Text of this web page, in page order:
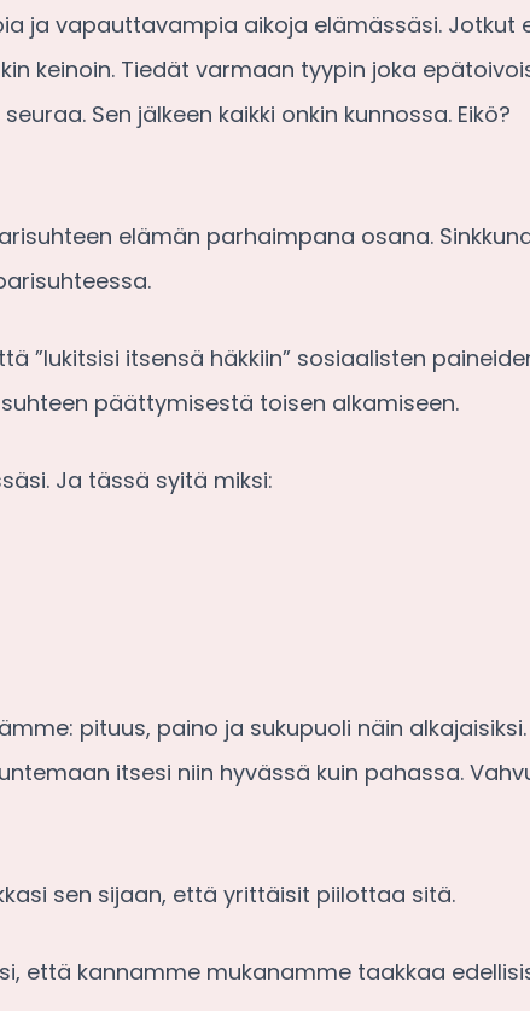
ja vapauttavampia aikoja elämässäsi. Jotkut
keinoin. Tiedät varmaan tyypin joka
Sen jälkeen kaikki onkin kunnossa. Eikö?
elämän parhaimpana osana.
”lukitsisi itsensä häkkiin” sosiaalisten
päättymisestä toisen alkamiseen.
Ja tässä syitä miksi:
pituus, paino ja sukupuoli näin
itsesi niin hyvässä kuin pahassa.
sen sijaan, että yrittäisit piilottaa sitä.
että kannamme mukanamme taakkaa